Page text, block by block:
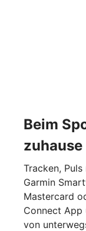
Beim
zuhause
Tracken,
Garmin
Mastercard
Connect App
von